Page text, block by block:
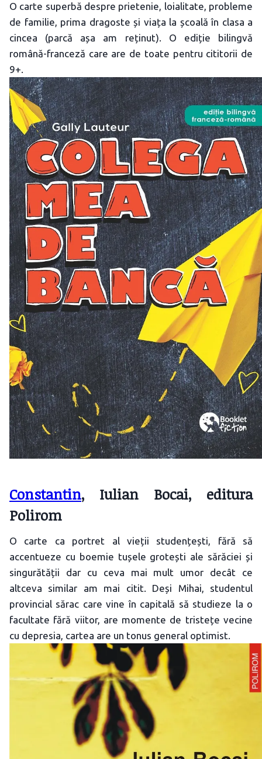
O carte superbă despre prietenie, loialitate, probleme
de familie, prima dragoste și viața la școală în clasa a
cincea (parcă așa am reținut). O ediție bilingvă
română-franceză care are de toate pentru cititorii de
9+.
Constantin, Iulian Bocai, editura
Polirom
O carte ca portret al vieții studențești, fără să
accentueze cu boemie tușele grotești ale sărăciei și
singurătății dar cu ceva mai mult umor decât ce
altceva similar am mai citit. Deși Mihai, studentul
provincial sărac care vine în capitală să studieze la o
facultate fără viitor, are momente de tristețe vecine
cu depresia, cartea are un tonus general optimist.